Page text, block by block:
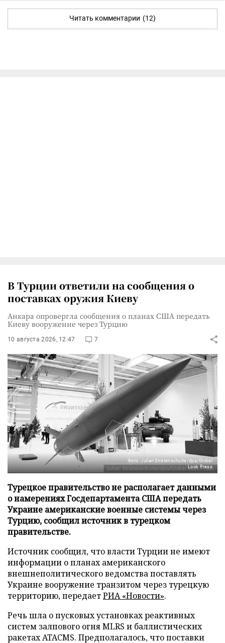
Читать комментарии (12)
В Турции ответили на сообщения о
поставках оружия Киеву
Анкара опровергла сообщения о планах США передать
Киеву вооружение через Турцию
10 августа 2026, 12:47 7
Фото: Julian Stratenschulte/dpa/Global
Look Press
Турецкое правительство не располагает данными
о намерениях Госдепартамента США передать
Украине американские военные системы через
Турцию, сообщил источник в турецком
правительстве.
Источник сообщил, что власти Турции не имеют
информации о планах американского
внешнеполитического ведомства поставлять
Украине вооружение транзитом через турецкую
территорию, передаетРИА «Новости».
Речь шла о пусковых установках реактивных
систем залпового огня MLRS и баллистических
ракетах ATACMS. Предполагалось, что поставки